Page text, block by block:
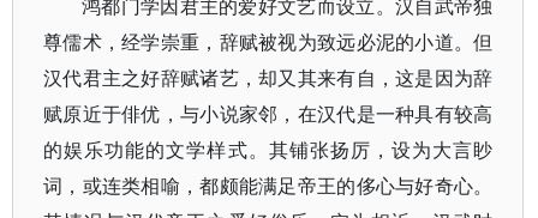
鸿都门学因君主的爱好文艺而设立。汉自武帝独
尊儒术，经学崇重，辞赋被视为致远必泥的小道。但
汉代君主之好辞赋诸艺，却又其来有自，这是因为辞
赋原近于俳优，与小说家邻，在汉代是一种具有较高
的娱乐功能的文学样式。其铺张扬厉，设为大言眇
词，或连类相喻，都颇能满足帝王的侈心与好奇心。